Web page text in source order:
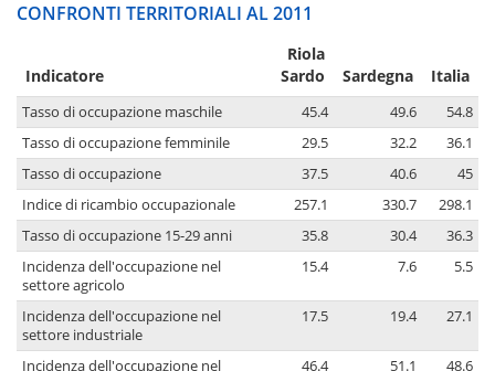
CONFRONTI TERRITORIALI AL 2011
Indicatore
Riola
Sardo
Sardegna Italia
Tasso di occupazione maschile 45.4 49.6
54.8
Tasso di occupazione femminile
29.5 32.2
36.1
Tasso di occupazione
37.5 40.6
45
Indice di ricambio occupazionale
257.1 330.7
298.1
Tasso di occupazione 15-29 anni
35.8 30.4
36.3
Incidenza dell'occupazione nel
settore agricolo
15.4 7.6 5.5
Incidenza dell'occupazione nel
settore industriale
17.5 19.4 27.1
Incidenza dell'occupazione nel
46.4 51.1 48.6